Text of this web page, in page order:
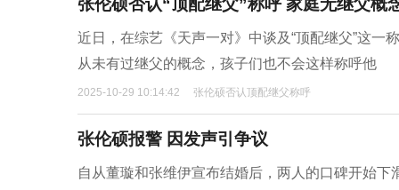
张伦硕否认“顶配继父”称呼 家庭无继父概
近日，在综艺《天声一对》中谈及“顶配继父”这
从未有过继父的概念，孩子们也不会这样称呼他
2025-10-29 10:14:42 张伦硕否认顶配继父称呼
张伦硕报警 因发声引争议
自从董璇和张维伊宣布结婚后，两人的口碑开始下